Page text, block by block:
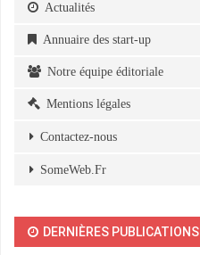
Actualités
Annuaire des start-up
Notre équipe éditoriale
Mentions légales
Contactez-nous
SomeWeb.Fr
DERNIÈRES PUBLICATIONS